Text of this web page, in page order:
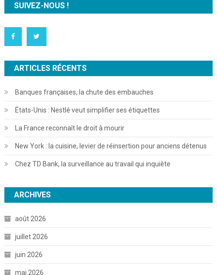
SUIVEZ-NOUS !
ARTICLES RÉCENTS
Banques françaises, la chute des embauches
États-Unis : Nestlé veut simplifier ses étiquettes
La France reconnaît le droit à mourir
New York : la cuisine, levier de réinsertion pour anciens détenus
Chez TD Bank, la surveillance au travail qui inquiète
ARCHIVES
août 2026
juillet 2026
juin 2026
mai 2026